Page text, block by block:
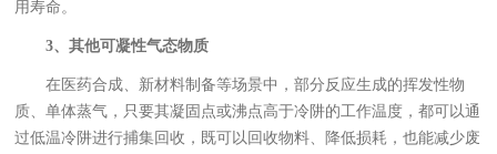
用寿命。
3、其他可凝性气态物质
在医药合成、新材料制备等场景中，部分反应生成的挥发性物
质、单体蒸气，只要其凝固点或沸点高于冷阱的工作温度，都可以通
过低温冷阱进行捕集回收，既可以回收物料、降低损耗，也能减少废